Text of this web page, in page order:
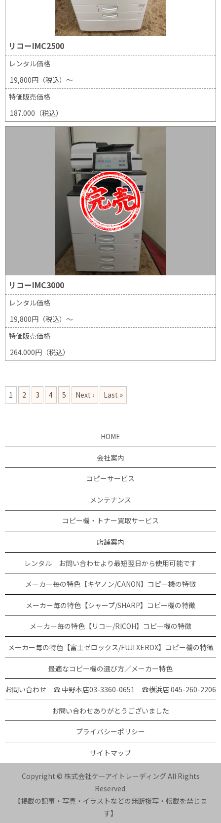
リコーIMC2500
レンタル価格
19,800円（税込）～
特価販売価格
187.000（税込）
リコーIMC3000
レンタル価格
19,800円（税込）～
特価販売価格
264.000円（税込）
1 2 3 4 5 Next › Last »
HOME
会社案内
コピーサービス
メンテナンス
コピー機・トナー買取サービス
店舗案内
レンタル お問い合わせより最短翌日から使用可能です
メーカー毎の特色【キヤノン/CANON】コピー機の特徴
メーカー毎の特色【シャープ/SHARP】コピー機の特徴
メーカー毎の特色【リコー/RICOH】コピー機の特徴
メーカー毎の特色【富士ゼロックス/FUJI XEROX】コピー機の特徴
最適なコピー機の選び方／メーカー特色
お問い合わせ ☎ 中野本店03-3360-0651 ☎横浜店 045-260-2206
お問い合わせありがとうございました
プライバシーポリシー
サイトマップ
Copyright © 株式会社ケーアイトレーディング All Rights
Reserved.
【掲載の記事・写真・イラストなどの無断複写・転載を禁じま
す】